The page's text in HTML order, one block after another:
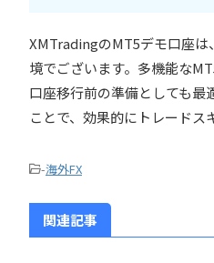
XMTradingのMT5デモ口座は
境でございます。多機能な
口座移行前の準備としても最
ことで、効果的にトレードス
-海外FX
関連記事